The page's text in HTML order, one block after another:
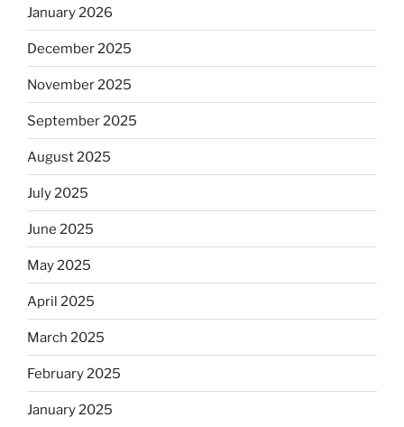
January 2026
December 2025
November 2025
September 2025
August 2025
July 2025
June 2025
May 2025
April 2025
March 2025
February 2025
January 2025